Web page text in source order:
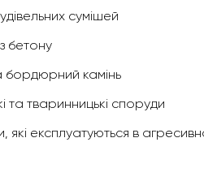
сумішей
бетону
бордюрний камінь
та тваринницькі споруди
які експлуатуються в